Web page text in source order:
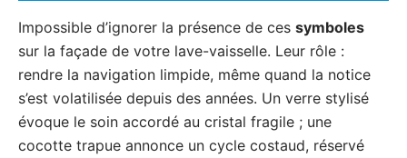
Impossible d’ignorer la présence de ces symboles
sur la façade de votre lave-vaisselle. Leur rôle :
rendre la navigation limpide, même quand la notice
s’est volatilisée depuis des années. Un verre stylisé
évoque le soin accordé au cristal fragile ; une
cocotte trapue annonce un cycle costaud, réservé